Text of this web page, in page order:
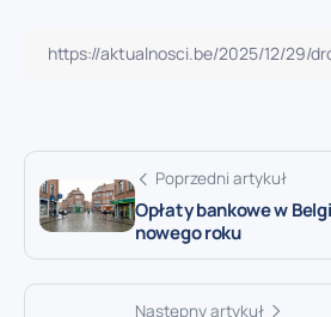
Poprzedni artykuł
Opłaty bankowe w
nowego roku
Następny artykuł